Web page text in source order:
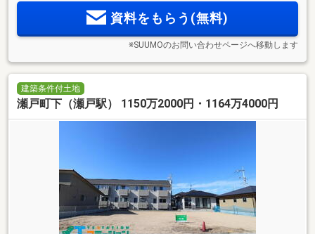
資料をもらう(無料)
※SUUMOのお問い合わせページへ移動します
建築条件付土地
瀬戸町下（瀬戸駅） 1150万2000円・1164万4000円